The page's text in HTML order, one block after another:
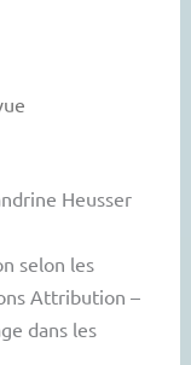
Heusser
selon les
Attribution –
dans les